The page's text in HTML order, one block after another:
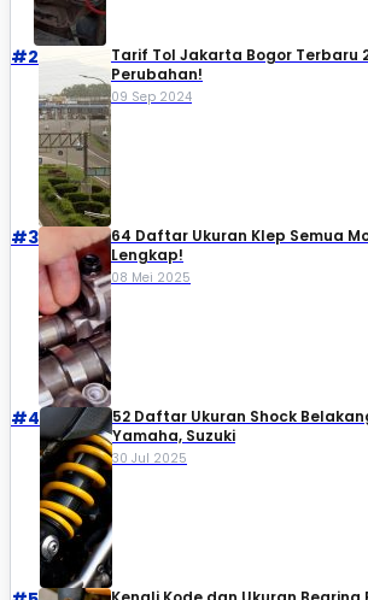
#2
Tarif Tol Jakarta Bogor Terbaru
Perubahan!
09 Sep 2024
#3
64 Daftar Ukuran Klep Semua
Lengkap!
08 Mei 2025
#4
52 Daftar Ukuran Shock
Yamaha, Suzuki​
30 Jul 2025